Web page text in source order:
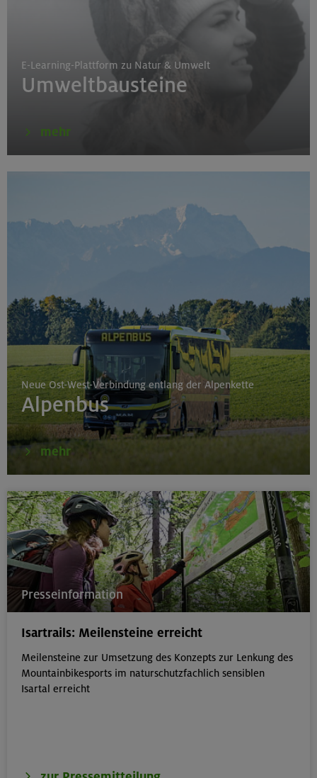
E-Learning-Plattform zu Natur & Umwelt
Umweltbausteine
mehr
Neue Ost-West-Verbindung entlang der Alpenkette
Alpenbus
mehr
Presseinformation
Isartrails: Meilensteine erreicht
Meilensteine zur Umsetzung des Konzepts zur Lenkung des
Mountainbikesports im naturschutzfachlich sensiblen
Isartal erreicht